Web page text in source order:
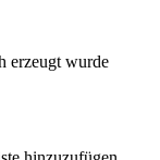
erzeugt wurde